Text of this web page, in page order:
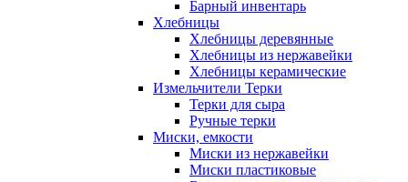
Барный инвентарь
Хлебницы
Хлебницы деревянные
Хлебницы из нержавейки
Хлебницы керамические
Измельчители Терки
Терки для сыра
Ручные терки
Миски, емкости
Миски из нержавейки
Миски пластиковые